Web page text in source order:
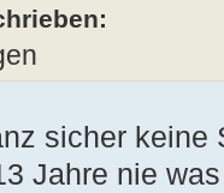
sicher keine
Jahre nie